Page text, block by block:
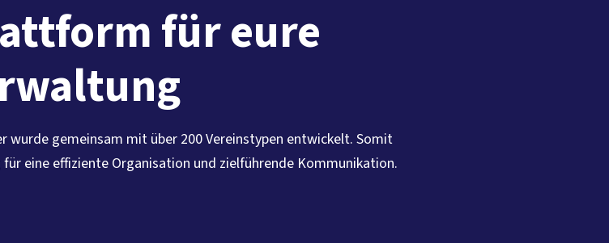
für eure
wurde gemeinsam mit über 200 Vereinstypen entwickelt. Somit
eine effiziente Organisation und zielführende Kommunikation.